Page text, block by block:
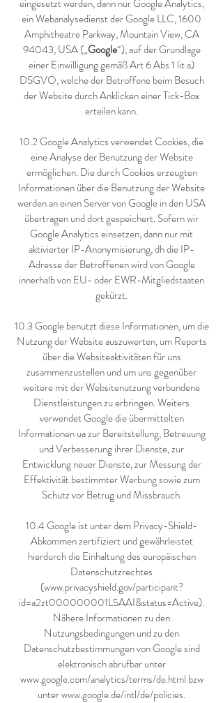
eingesetzt werden, dann nur Google Analytics,
ein Webanalysedienst der Google LLC, 1600
Amphitheatre Parkway, Mountain View, CA
94043, USA („Google“), auf der Grundlage
einer Einwilligung gemäß Art 6 Abs 1 lit a)
DSGVO, welche der Betroffene beim Besuch
der Website durch Anklicken einer Tick-Box
erteilen kann.
10.2 Google Analytics verwendet Cookies, die
eine Analyse der Benutzung der Website
ermöglichen. Die durch Cookies erzeugten
Informationen über die Benutzung der Website
werden an einen Server von Google in den USA
übertragen und dort gespeichert. Sofern wir
Google Analytics einsetzen, dann nur mit
aktivierter IP-Anonymisierung, dh die IP-
Adresse der Betroffenen wird von Google
innerhalb von EU- oder EWR-Mitgliedstaaten
gekürzt.
10.3 Google benutzt diese Informationen, um die
Nutzung der Website auszuwerten, um Reports
über die Websiteaktivitäten für uns
zusammenzustellen und um uns gegenüber
weitere mit der Websitenutzung verbundene
Dienstleistungen zu erbringen. Weiters
verwendet Google die übermittelten
Informationen ua zur Bereitstellung, Betreuung
und Verbesserung ihrer Dienste, zur
Entwicklung neuer Dienste, zur Messung der
Effektivität bestimmter Werbung sowie zum
Schutz vor Betrug und Missbrauch.
10.4 Google ist unter dem Privacy-Shield-
Abkommen zertifiziert und gewährleistet
hierdurch die Einhaltung des europäischen
Datenschutzrechtes
(www.privacyshield.gov/participant?
id=a2zt000000001L5AAI&status=Active).
Nähere Informationen zu den
Nutzungsbedingungen und zu den
Datenschutzbestimmungen von Google sind
elektronisch abrufbar unter
www.google.com/analytics/terms/de.html bzw
unterwww.google.de/intl/de/policies.